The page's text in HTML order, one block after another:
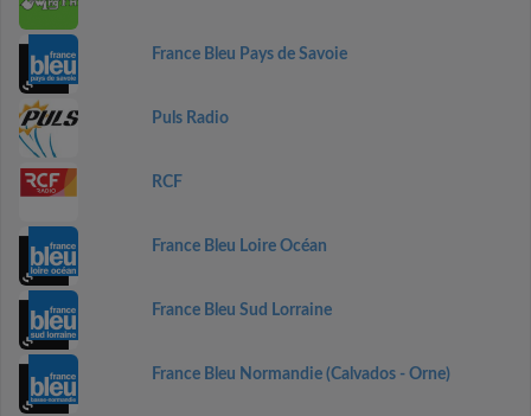
France Bleu Pays de Savoie
Puls Radio
RCF
France Bleu Loire Océan
France Bleu Sud Lorraine
France Bleu Normandie (Calvados - Orne)